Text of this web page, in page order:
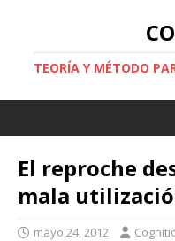
TEORÍA Y MÉTODO
El reproche
mala
mayo 24, 2012